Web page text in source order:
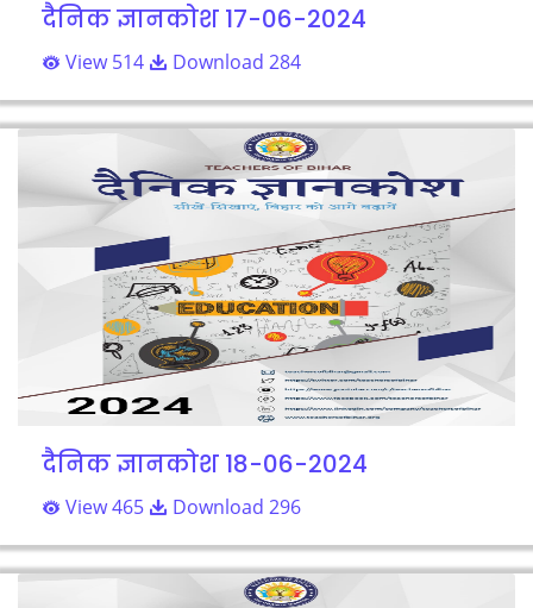
दैनिक ज्ञानकोश 17-06-2024
View 514 Download 284
दैनिक ज्ञानकोश 18-06-2024
View 465 Download 296